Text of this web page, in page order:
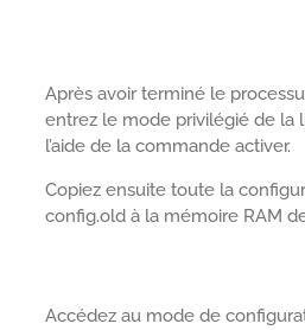
Après avoir terminé le
entrez le mode privilégié de la
l’aide de la commande activer.
Copiez ensuite toute la
config.old à la mémoire RAM
Accédez au mode de